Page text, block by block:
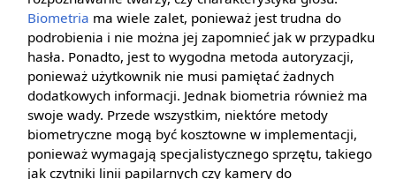
Biometria ma wiele zalet, ponieważ jest trudna do
podrobienia i nie można jej zapomnieć jak w przypadku
hasła. Ponadto, jest to wygodna metoda autoryzacji,
ponieważ użytkownik nie musi pamiętać żadnych
dodatkowych informacji. Jednak biometria również ma
swoje wady. Przede wszystkim, niektóre metody
biometryczne mogą być kosztowne w implementacji,
ponieważ wymagają specjalistycznego sprzętu, takiego
jak czytniki linii papilarnych czy kamery do